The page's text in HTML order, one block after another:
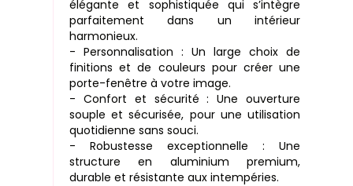
élégante et sophistiquée qui s’intègre
parfaitement dans un intérieur
harmonieux.
- Personnalisation : Un large choix de
finitions et de couleurs pour créer une
porte-fenêtre à votre image.
- Confort et sécurité : Une ouverture
souple et sécurisée, pour une utilisation
quotidienne sans souci.
- Robustesse exceptionnelle : Une
structure en aluminium premium,
durable et résistante aux intempéries.